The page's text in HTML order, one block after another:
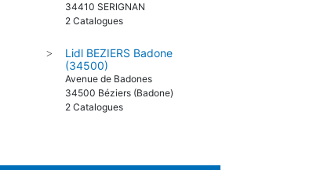
34410 SERIGNAN
2 Catalogues
>
Lidl BEZIERS Badone
(34500)
Avenue de Badones
34500 Béziers (Badone)
2 Catalogues